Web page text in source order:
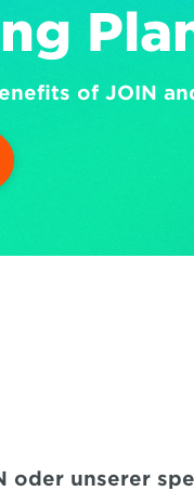
of JOIN
oder unserer